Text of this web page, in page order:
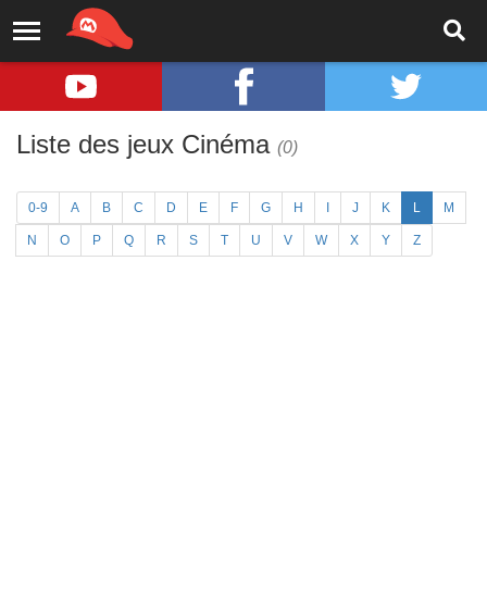
Liste des jeux Cinéma (0)
0-9 A B C D E F G H J K L M
N O P Q R S T U V W X Y Z